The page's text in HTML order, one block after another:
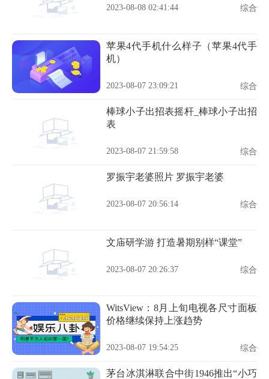
2023-08-08 02:41:44 综合
苹果4代手机什么样子（苹果4代手
机）
2023-08-07 23:09:21 综合
棒球小子出招表摇杆_棒球小子出招
表
2023-08-07 21:59:58 综合
罗振宇老婆照片 罗振宇老婆
2023-08-07 20:56:14 综合
文庙研学游 打造暑期别样“课堂”
2023-08-07 20:26:37 综合
WitsView：8月上旬电视各尺寸面板
价格继续保持上涨趋势
2023-08-07 19:54:25 综合
茅台冰淇淋联合中街1946推出“小巧